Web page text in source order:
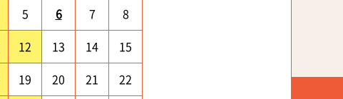
5 6 7
8
12 13 14
15
19 20 21
22